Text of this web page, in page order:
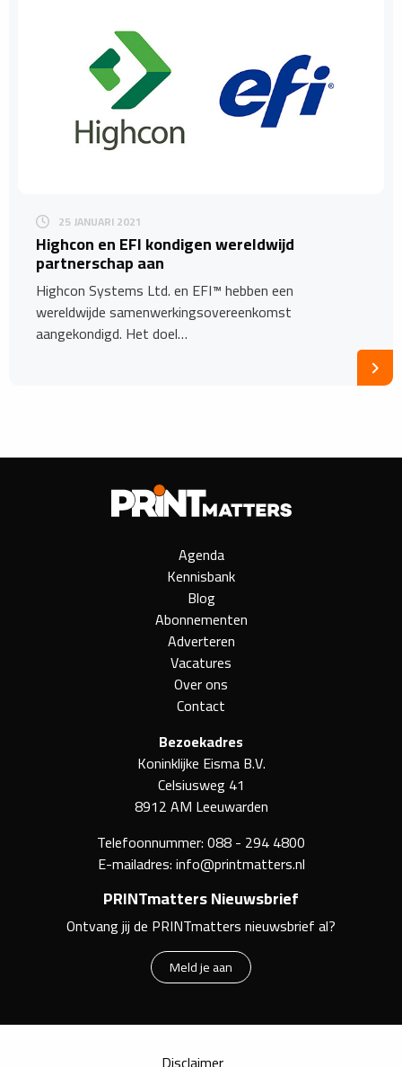
25 JANUARI 2021
Highcon en EFI kondigen wereldwijd
partnerschap aan
Highcon Systems Ltd. en EFI™ hebben een
wereldwijde samenwerkingsovereenkomst
aangekondigd. Het doel…
Agenda
Kennisbank
Blog
Abonnementen
Adverteren
Vacatures
Over ons
Contact
Bezoekadres
Koninklijke Eisma B.V.
Celsiusweg 41
8912 AM Leeuwarden
Telefoonnummer:088 - 294 4800
E-mailadres:info@printmatters.nl
PRINTmatters Nieuwsbrief
Ontvang jij de PRINTmatters nieuwsbrief al?
Meld je aan